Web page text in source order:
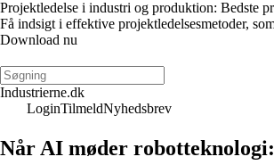
Projektledelse i industri og produktion: Bedste
Få indsigt i effektive projektledelsesmetoder,
Download nu
Industrierne.dk
LoginTilmeldNyhedsbrev
Når AI møder